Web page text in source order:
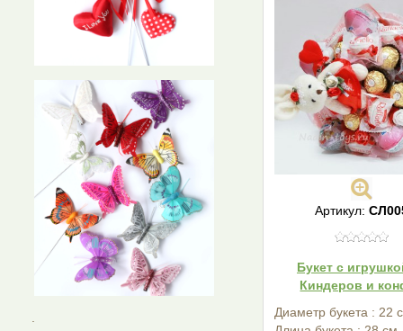
Артикул:
Букет с
Киндеров и
Диаметр букета : 22